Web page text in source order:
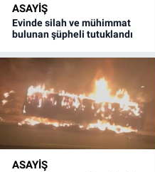
ASAYİŞ
Evinde silah ve mühimmat
bulunan şüpheli tutuklandı
ASAYİŞ